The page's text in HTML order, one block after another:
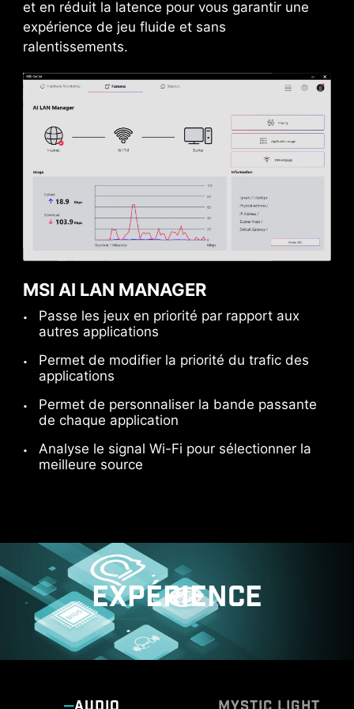
et en réduit la latence pour vous garantir une
expérience de jeu fluide et sans
ralentissements.
MSI AI LAN MANAGER
Passe les jeux en priorité par rapport aux
autres applications
Permet de modifier la priorité du trafic des
applications
Permet de personnaliser la bande passante
de chaque application
Analyse le signal Wi-Fi pour sélectionner la
meilleure source
EXPÉRIENCE